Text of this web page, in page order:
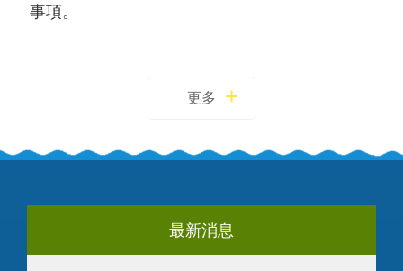
事項。
更多
最新消息